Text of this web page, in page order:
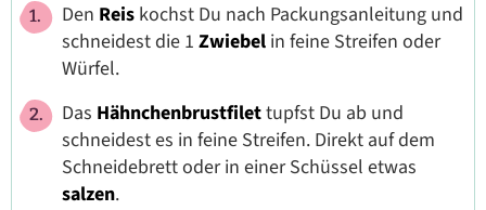
Den Reis kochst Du nach Packungsanleitung und
schneidest die 1 Zwiebel in feine Streifen oder
Würfel.
Das Hähnchenbrustfilettupfst Du ab und
schneidest es in feine Streifen. Direkt auf dem
Schneidebrett oder in einer Schüssel etwas
salzen.